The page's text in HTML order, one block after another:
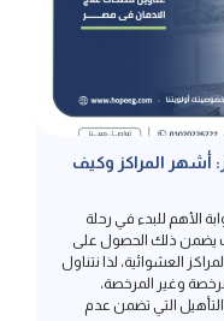
المراكز وكيف
الأهم للبدء في رحلة
يضمن ذلك الحصول على
العشوائية، لذا نتناول
وغير المرخصة،
التأهيل التي تضمن عدم